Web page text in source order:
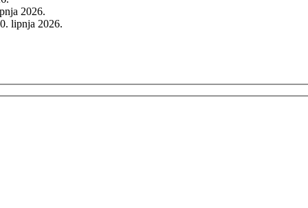
2026.
lipnja 2026.